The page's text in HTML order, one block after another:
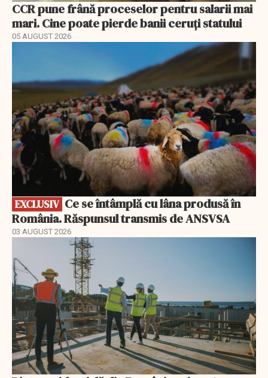
CCR pune frână proceselor pentru salarii mai
mari. Cine poate pierde banii ceruți statului
05 AUGUST 2026
EXCLUSIV
România. Răspunsul transmis de ANSVSA
03 AUGUST 2026